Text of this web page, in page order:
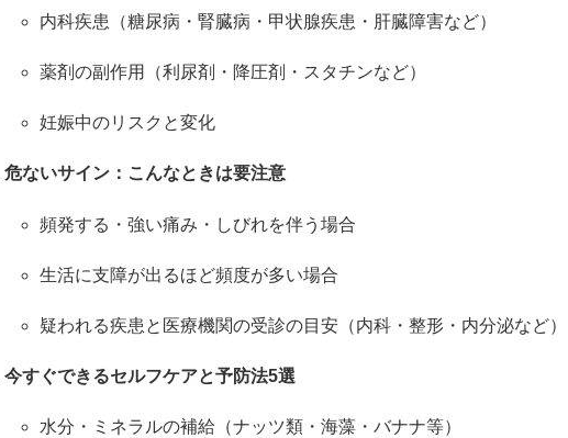
内科疾患（糖尿病・腎臓病・甲状腺疾患・肝臓障害など）
薬剤の副作用（利尿剤・降圧剤・スタチンなど）
妊娠中のリスクと変化
危ないサイン：こんなときは要注意
頻発する・強い痛み・しびれを伴う場合
生活に支障が出るほど頻度が多い場合
疑われる疾患と医療機関の受診の目安（内科・整形・内分泌など）
今すぐできるセルフケアと予防法5選
水分・ミネラルの補給（ナッツ類・海藻・バナナ等）